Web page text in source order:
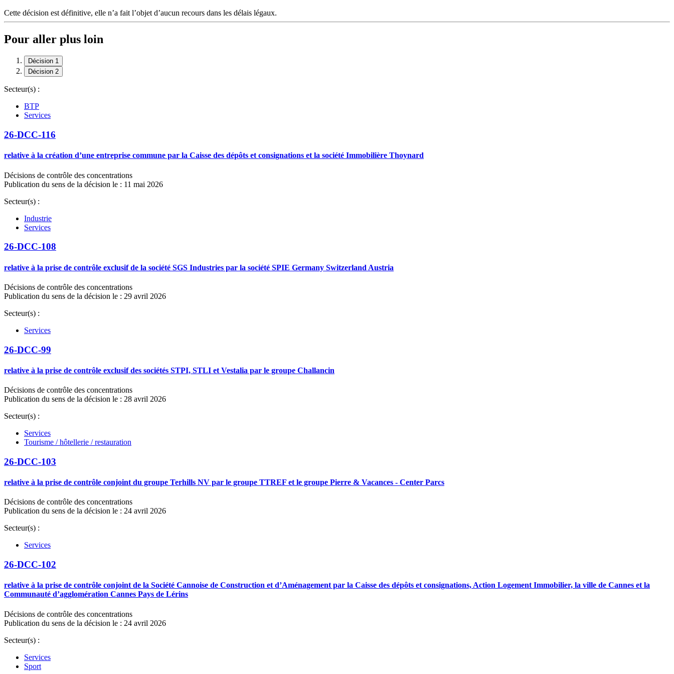
Cette décision est définitive, elle n’a fait l’objet d’aucun recours dans les délais légaux.
Pour aller plus loin
Décision 1
Décision 2
Secteur(s) :
BTP
Services
26-DCC-116
relative à la création d’une entreprise commune par la Caisse des dépôts et consignations et la société Immobilière Thoynard
Décisions de contrôle des concentrations
Publication du sens de la décision le : 11 mai 2026
Secteur(s) :
Industrie
Services
26-DCC-108
relative à la prise de contrôle exclusif de la société SGS Industries par la société SPIE Germany Switzerland Austria
Décisions de contrôle des concentrations
Publication du sens de la décision le : 29 avril 2026
Secteur(s) :
Services
26-DCC-99
relative à la prise de contrôle exclusif des sociétés STPI, STLI et Vestalia par le groupe Challancin
Décisions de contrôle des concentrations
Publication du sens de la décision le : 28 avril 2026
Secteur(s) :
Services
Tourisme / hôtellerie / restauration
26-DCC-103
relative à la prise de contrôle conjoint du groupe Terhills NV par le groupe TTREF et le groupe Pierre & Vacances - Center Parcs
Décisions de contrôle des concentrations
Publication du sens de la décision le : 24 avril 2026
Secteur(s) :
Services
26-DCC-102
relative à la prise de contrôle conjoint de la Société Cannoise de Construction et d’Aménagement par la Caisse des dépôts et consignations, Action Logement Immobilier, la ville de Cannes et la
Communauté d’agglomération Cannes Pays de Lérins
Décisions de contrôle des concentrations
Publication du sens de la décision le : 24 avril 2026
Secteur(s) :
Services
Sport